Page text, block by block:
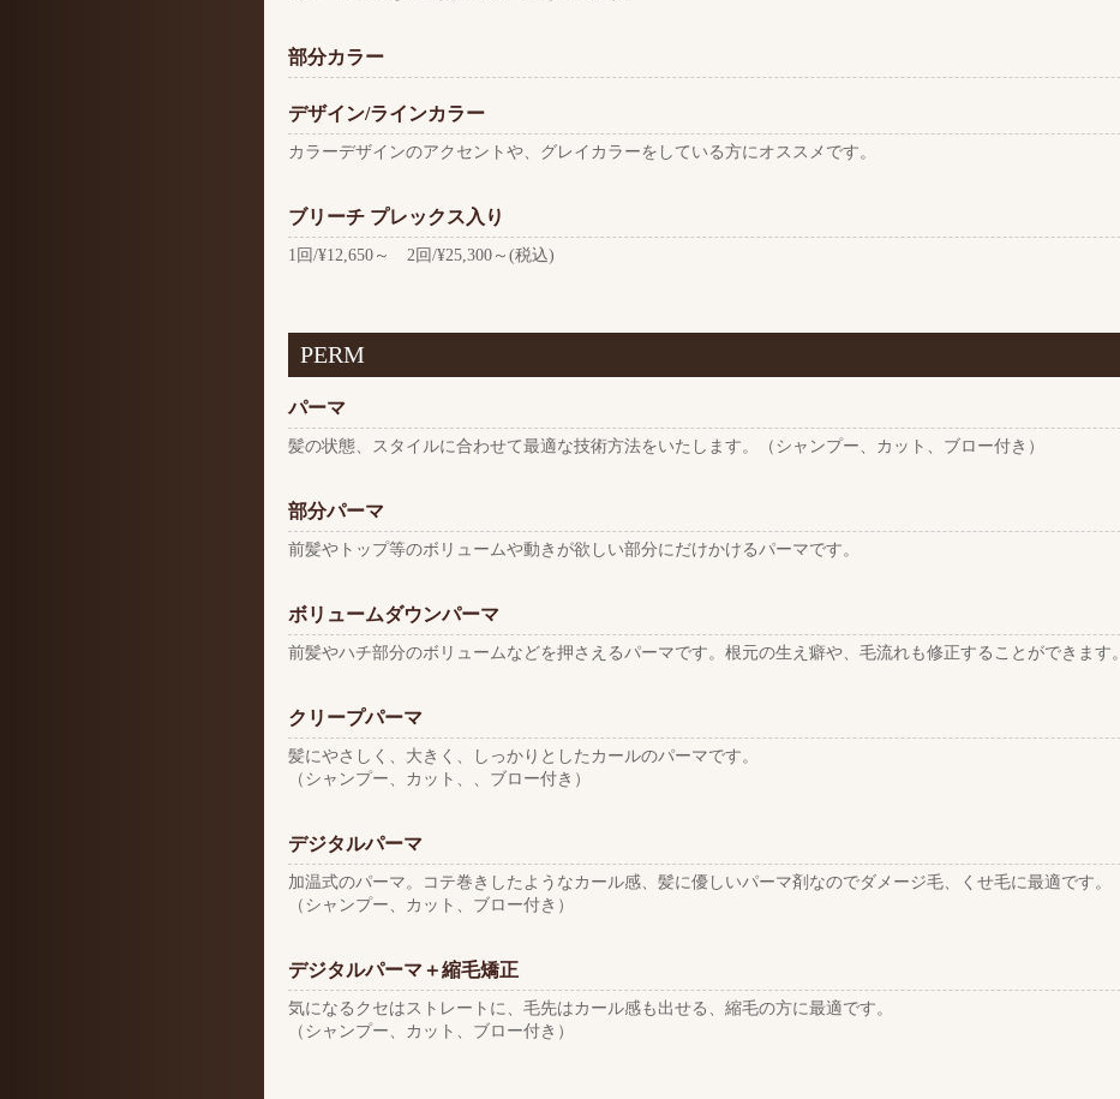
部分カラー
デザイン/ラインカラー
カラーデザインのアクセントや、グレイカラーをしている方にオススメです。
ブリーチ プレックス入り
1回/¥12,650～ 2回/¥25,300～(税込)
PERM
パーマ
髪の状態、スタイルに合わせて最適な技術方法をいたします。（シャンプー、カット、ブロー付き）
部分パーマ
前髪やトップ等のボリュームや動きが欲しい部分にだけかけるパーマです。
ボリュームダウンパーマ
前髪やハチ部分のボリュームなどを押さえるパーマです。根元の生え癖や、毛流れも修正することができます。
クリープパーマ
髪にやさしく、大きく、しっかりとしたカールのパーマです。
（シャンプー、カット、、ブロー付き）
デジタルパーマ
加温式のパーマ。コテ巻きしたようなカール感、髪に優しいパーマ剤なのでダメージ毛、くせ毛に最適です。
（シャンプー、カット、ブロー付き）
デジタルパーマ＋縮毛矯正
気になるクセはストレートに、毛先はカール感も出せる、縮毛の方に最適です。
（シャンプー、カット、ブロー付き）